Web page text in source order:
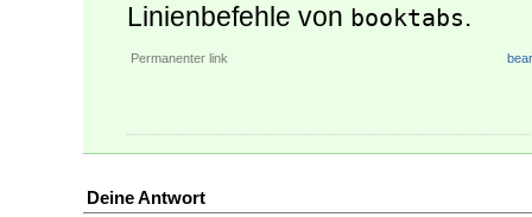
Linienbefehle von booktabs.
Permanenter link
Deine Antwort